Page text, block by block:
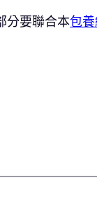
分要聯合本包養